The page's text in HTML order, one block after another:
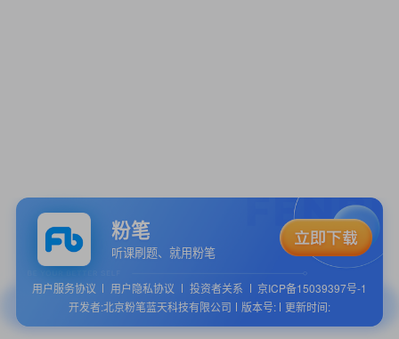
粉笔
听课刷题、就用粉笔
用户服务协议 用户隐私协议 投资者关系
京ICP备15039397号-1
开发者:北京粉笔蓝天科技有限公司
版本号: 更新时间: